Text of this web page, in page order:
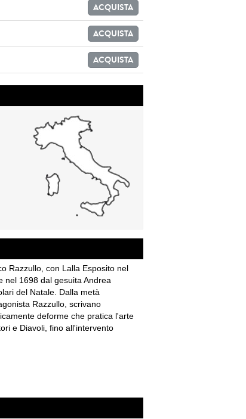
ACQUISTA
ACQUISTA
ACQUISTA
Razzullo, con Lalla Esposito nel
nel 1698 dal gesuita Andrea
del Natale. Dalla metà
Razzullo, scrivano
deforme che pratica l'arte
e Diavoli, fino all'intervento